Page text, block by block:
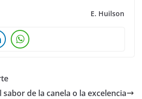
E. Huilson
sabor de la canela o la excelencia